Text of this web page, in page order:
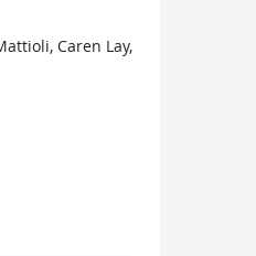
Caren Lay,